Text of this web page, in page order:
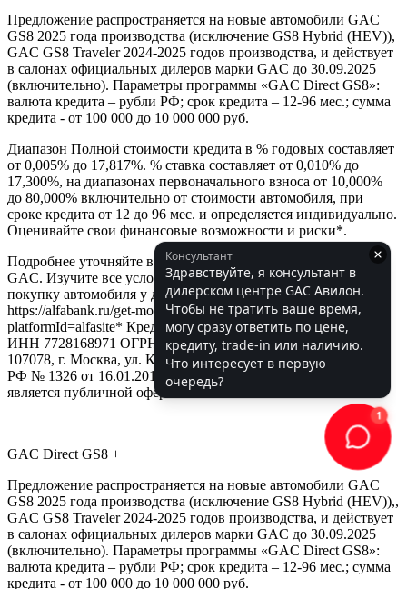
Предложение распространяется на новые автомобили GAC
GS8 2025 года производства (исключение GS8 Hybrid (HEV)),
GAC GS8 Traveler 2024-2025 годов производства, и действует
в салонах официальных дилеров марки GAC до 30.09.2025
(включительно). Параметры программы «GAC Direct GS8»:
валюта кредита – рубли РФ; срок кредита – 12-96 мес.; сумма
кредита - от 100 000 до 10 000 000 руб.
Диапазон Полной стоимости кредита в % годовых составляет
от 0,005% до 17,817%. % ставка составляет от 0,010% до
17,300%, на диапазонах первоначального взноса от 10,000%
до 80,000% включительно от стоимости автомобиля, при
сроке кредита от 12 до 96 мес. и определяется индивидуально.
Оценивайте свои финансовые возможности и риски*.
Подробнее уточняйте в официальных дилерских центрах
GAC. Изучите все условия кредита в разделе «Кредит на
покупку автомобиля у дилера» на сайте банка
https://alfabank.ru/get-money/auto-loan/dealers/?
platformId=alfasite* Кредит предоставляет АО Альфа-Банк.
ИНН 7728168971 ОГРН 1027700067328 место нахождение
107078, г. Москва, ул. Каланчевская, д. 27. Ген.лицензия ЦБ
РФ № 1326 от 16.01.2015. Предложение ограничено и не
является публичной офертой.
GAC Direct GS8 +
Предложение распространяется на новые автомобили GAC
GS8 2025 года производства (исключение GS8 Hybrid (HEV)),,
GAC GS8 Traveler 2024-2025 годов производства, и действует
в салонах официальных дилеров марки GAC до 30.09.2025
(включительно). Параметры программы «GAC Direct GS8»:
валюта кредита – рубли РФ; срок кредита – 12-96 мес.; сумма
кредита - от 100 000 до 10 000 000 руб.